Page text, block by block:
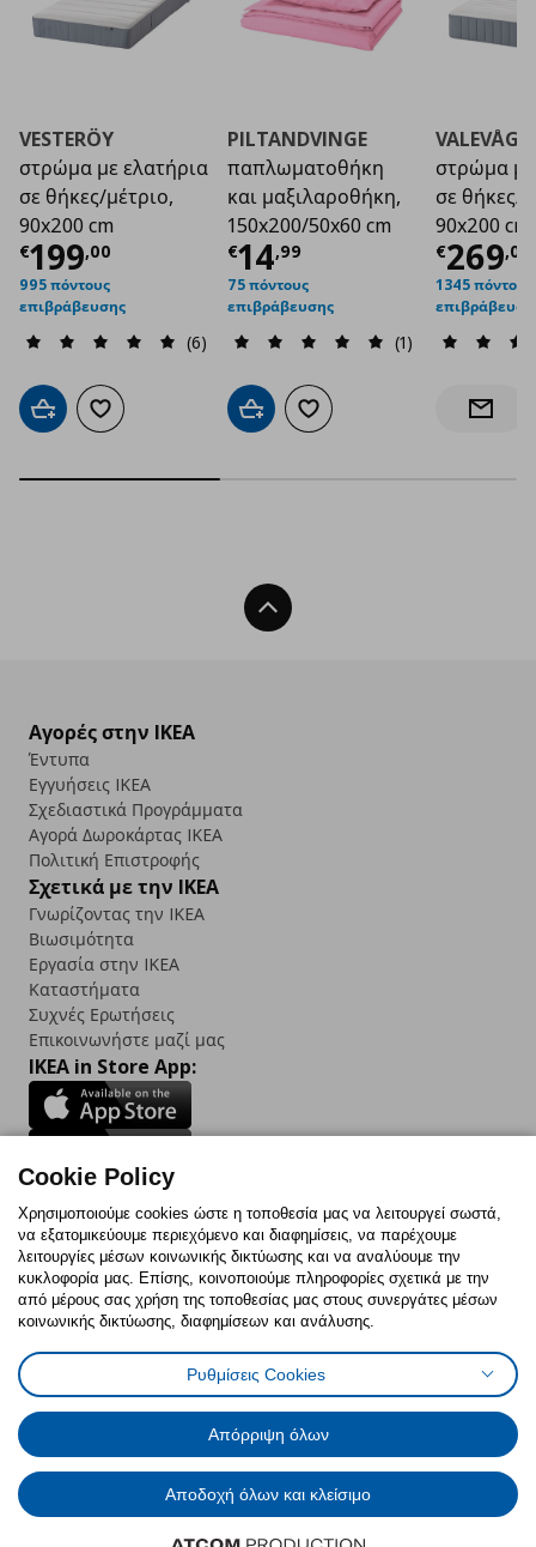
VESTERÖY
στρώμα με ελατήρια
σε θήκες/μέτριο,
90x200 cm
€199,00
Τρέχουσα τιμή€ 199,00
995 πόντους
επιβράβευσης
(6)
Προσθήκη στο καλάθι
Προσθήκη στα αγαπημένα
PILTANDVINGE
παπλωματοθήκη
και μαξιλαροθήκη,
150x200/50x60 cm
€14,99
Τρέχουσα τιμή€
75 πόντους
επιβράβευσης
(1)
Προσθήκη στο καλάθι
Προσθήκη στα αγαπημένα
VALEVÅG
στρώμα
σε θήκες/
90x200 cm
€269,00
1345 πόντους
Back To Top
Αγορές στην IKEA
Έντυπα
Εγγυήσεις IKEA
Σχεδιαστικά Προγράμματα
Αγορά Δωρoκάρτας IKEA
Πολιτική Επιστροφής
Σχετικά με την IKEA
Γνωρίζοντας την IKEA
Βιωσιμότητα
Εργασία στην IKEA
Καταστήματα
Συχνές Ερωτήσεις
Επικοινωνήστε μαζί μας
IKEA in Store App:
Follow us:
FacebookInstagram
TikTokYoutubePinterestTwitter
Πολιτική CookiesΔήλωση ψηφιακής προσβασιμότητας
Έντυπο Επιστροφής / ΑκύρωσηςΡυθμίσεις cookiesΌροι Χρήσης
Γενική Πολιτική Προσωπικών Δεδομένων
Πολιτική Προσωπικών Δεδομένων για IKEA.com.cy
© Inter-IKEA Systems B.V. 1999 - 2025
Cookie Policy
Χρησιμοποιούμε cookies ώστε η τοποθεσία μας να λειτουργεί σωστά,
να εξατομικεύουμε περιεχόμενο και διαφημίσεις, να παρέχουμε
λειτουργίες μέσων κοινωνικής δικτύωσης και να αναλύουμε την
κυκλοφορία μας. Επίσης, κοινοποιούμε πληροφορίες σχετικά με την
από μέρους σας χρήση της τοποθεσίας μας στους συνεργάτες μέσων
κοινωνικής δικτύωσης, διαφημίσεων και ανάλυσης.
Ρυθμίσεις Cookies
Απόρριψη όλων
Αποδοχή όλων και κλείσιμο